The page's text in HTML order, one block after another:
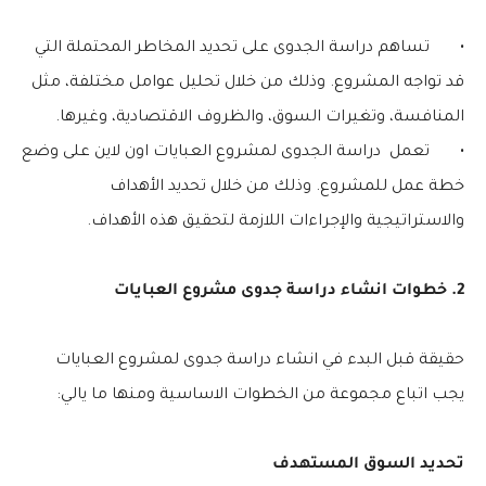
•
تساهم دراسة الجدوى على تحديد المخاطر المحتملة التي
قد تواجه المشروع. وذلك من خلال تحليل عوامل مختلفة، مثل
المنافسة، وتغيرات السوق، والظروف الاقتصادية، وغيرها.
•
تعمل دراسة الجدوى لمشروع العبايات اون لاين على وضع
خطة عمل للمشروع. وذلك من خلال تحديد الأهداف
والاستراتيجية والإجراءات اللازمة لتحقيق هذه الأهداف.
2. خطوات انشاء دراسة جدوى مشروع العبايات
حقيقة قبل البدء في انشاء دراسة جدوى لمشروع العبايات
يجب اتباع مجموعة من الخطوات الاساسية ومنها ما يالي:
تحديد السوق المستهدف